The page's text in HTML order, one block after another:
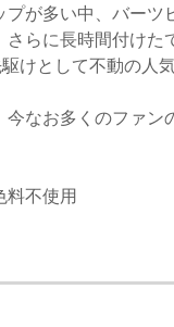
が多い中、バーツ
らに長時間付けた
けとして不動の人
なお多くのファン
料不使用